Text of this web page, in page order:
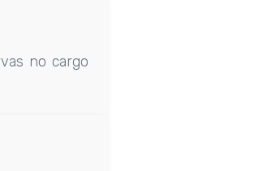
no cargo